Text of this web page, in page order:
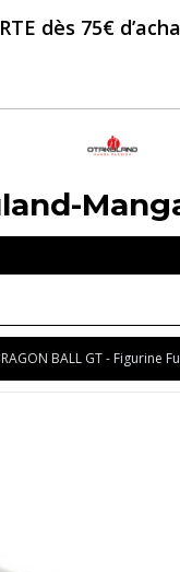
dès 75€
BALL GT - Figurine